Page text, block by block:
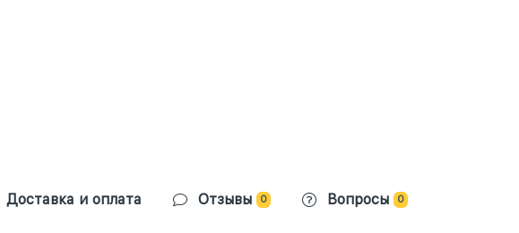
Доставка и оплата Отзывы 0 Вопросы 0